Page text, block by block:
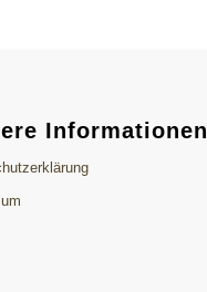
Informationen